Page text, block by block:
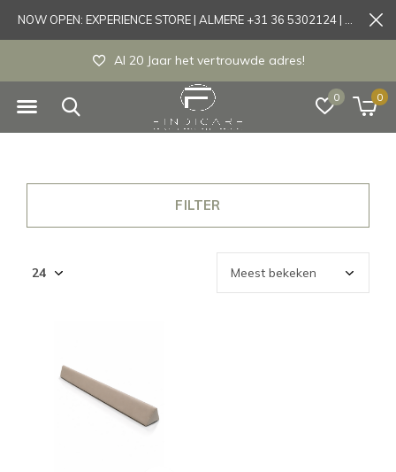
0 0
Al 20 Jaar het vertrouwde adres!
FILTER